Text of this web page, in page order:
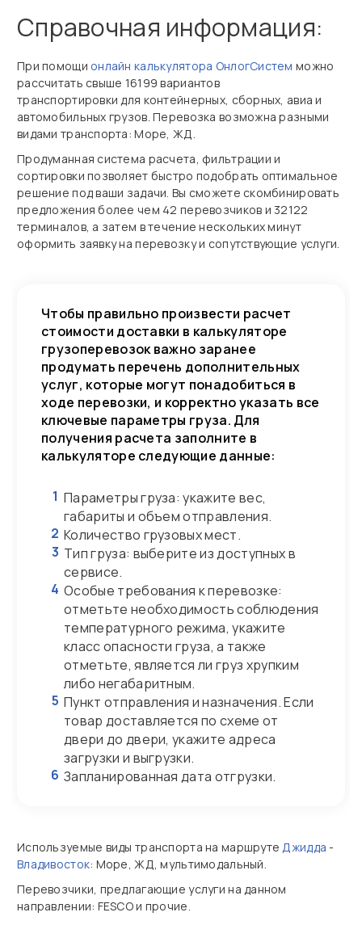
Справочная информация:
При помощи онлайн калькулятора ОнлогСистем можно
рассчитать свыше 16199 вариантов
транспортировки для контейнерных, сборных, авиа и
автомобильных грузов. Перевозка возможна разными
видами транспорта: Море, ЖД.
Продуманная система расчета, фильтрации и
сортировки позволяет быстро подобрать оптимальное
решение под ваши задачи. Вы сможете скомбинировать
предложения более чем 42 перевозчиков и 32122
терминалов, а затем в течение нескольких минут
оформить заявку на перевозку и сопутствующие услуги.
Чтобы правильно произвести расчет
стоимости доставки в калькуляторе
грузоперевозок важно заранее
продумать перечень дополнительных
услуг, которые могут понадобиться в
ходе перевозки, и корректно указать все
ключевые параметры груза. Для
получения расчета заполните в
калькуляторе следующие данные:
1 Параметры груза: укажите вес,
габариты и объем отправления.
2 Количество грузовых мест.
3 Тип груза: выберите из доступных в
сервисе.
4 Особые требования к перевозке:
отметьте необходимость соблюдения
температурного режима, укажите
класс опасности груза, а также
отметьте, является ли груз хрупким
либо негабаритным.
5 Пункт отправления и назначения. Если
товар доставляется по схеме от
двери до двери, укажите адреса
загрузки и выгрузки.
6 Запланированная дата отгрузки.
Используемые виды транспорта на маршрутеДжидда -
Владивосток: Море, ЖД, мультимодальный.
Перевозчики, предлагающие услуги на данном
направлении: FESCO и прочие.